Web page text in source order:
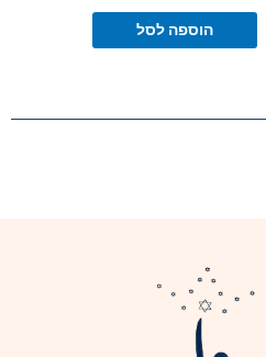
הוספה לסל